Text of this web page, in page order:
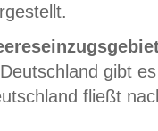
gibt
fließt